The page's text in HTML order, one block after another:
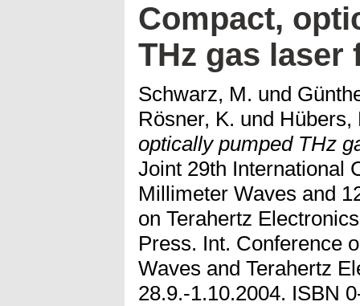
Compact,
THz gas laser
Schwarz, M. und
Rösner, K. und Hübers,
optically pumped THz
Joint 29th International
Millimeter Waves and
on Terahertz
Press. Int. Conference
Waves and Terahertz
28.9.-1.10.2004. ISBN